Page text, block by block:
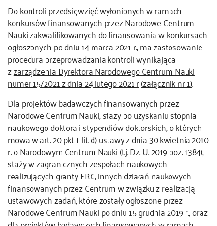
współpraca międzynarodowa
nagroda NCN
kontakt
Do kontroli przedsięwzięć wyłonionych w ramach
konkursów finansowanych przez Narodowe Centrum
Nauki zakwalifikowanych do finansowania w konkursach
ogłoszonych po dniu 14 marca 2021 r., ma zastosowanie
procedura przeprowadzania kontroli wynikająca
zzarządzenia Dyrektora Narodowego Centrum Nauki
numer 15/2021 z dnia 24 lutego 2021 r(załącznik nr 1).
Dla projektów badawczych finansowanych przez
Narodowe Centrum Nauki, staży po uzyskaniu stopnia
naukowego doktora i stypendiów doktorskich, o których
mowa w art. 20 pkt 1 lit. d) ustawy z dnia 30 kwietnia 2010
r. o Narodowym Centrum Nauki (t.j. Dz. U. 2019 poz. 1384),
staży w zagranicznych zespołach naukowych
realizujących granty ERC, innych działań naukowych
finansowanych przez Centrum w związku z realizacją
ustawowych zadań, które zostały ogłoszone przez
Narodowe Centrum Nauki po dniu 15 grudnia 2019 r., oraz